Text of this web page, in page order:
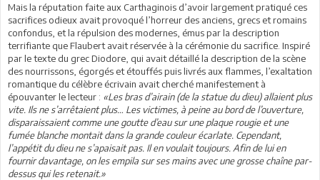
Mais la réputation faite aux Carthaginois d’avoir largement pratiqué ces
sacrifices odieux avait provoqué l’horreur des anciens, grecs et romains
confondus, et la répulsion des modernes, émus par la description
terrifiante que Flaubert avait réservée à la cérémonie du sacrifice. Inspiré
par le texte du grec Diodore, qui avait détaillé la description de la scène
des nourrissons, égorgés et étouffés puis livrés aux flammes, l’exaltation
romantique du célèbre écrivain avait cherché manifestement à
épouvanter le lecteur : «Les bras d’airain (de la statue du dieu) allaient plus
vite. Ils ne s’arrêtaient plus… Les victimes, à peine au bord de l’ouverture,
disparaissaient comme une goutte d’eau sur une plaque rougie et une
fumée blanche montait dans la grande couleur écarlate. Cependant,
l’appétit du dieu ne s’apaisait pas. Il en voulait toujours. Afin de lui en
fournir davantage, on les empila sur ses mains avec une grosse chaîne par-
dessus qui les retenait.»